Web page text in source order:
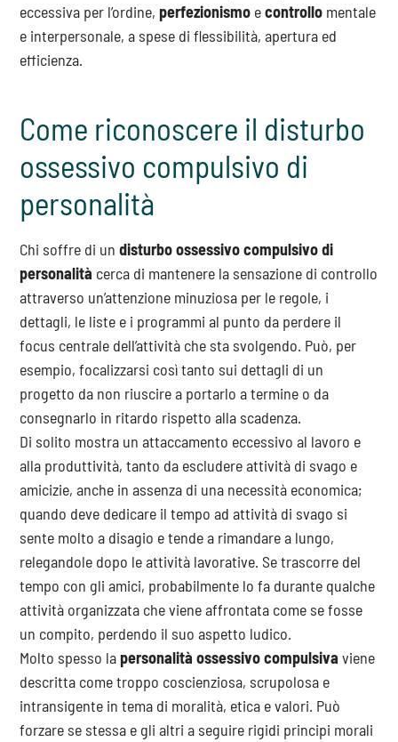
eccessiva per l’ordine,perfezionismo econtrollo mentale
e interpersonale, a spese di flessibilità, apertura ed
efficienza.
Come riconoscere il disturbo
ossessivo compulsivo di
personalità
Chi soffre di undisturbo ossessivo compulsivo di
personalità cerca di mantenere la sensazione di controllo
attraverso un’attenzione minuziosa per le regole, i
dettagli, le liste e i programmi al punto da perdere il
focus centrale dell’attività che sta svolgendo. Può, per
esempio, focalizzarsi così tanto sui dettagli di un
progetto da non riuscire a portarlo a termine o da
consegnarlo in ritardo rispetto alla scadenza.
Di solito mostra un attaccamento eccessivo al lavoro e
alla produttività, tanto da escludere attività di svago e
amicizie, anche in assenza di una necessità economica;
quando deve dedicare il tempo ad attività di svago si
sente molto a disagio e tende a rimandare a lungo,
relegandole dopo le attività lavorative. Se trascorre del
tempo con gli amici, probabilmente lo fa durante qualche
attività organizzata che viene affrontata come se fosse
un compito, perdendo il suo aspetto ludico.
Molto spesso lapersonalità ossessivo compulsiva viene
descritta come troppo coscienziosa, scrupolosa e
intransigente in tema di moralità, etica e valori. Può
forzare se stessa e gli altri a seguire rigidi principi morali